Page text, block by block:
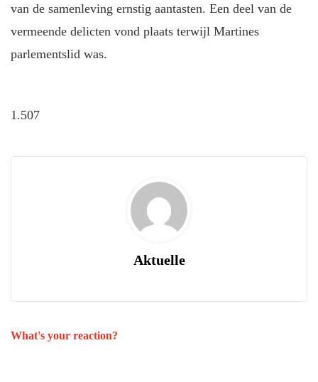
van de samenleving ernstig aantasten. Een deel van de
vermeende delicten vond plaats terwijl Martines
parlementslid was.
1.507
Aktuelle
What's your reaction?